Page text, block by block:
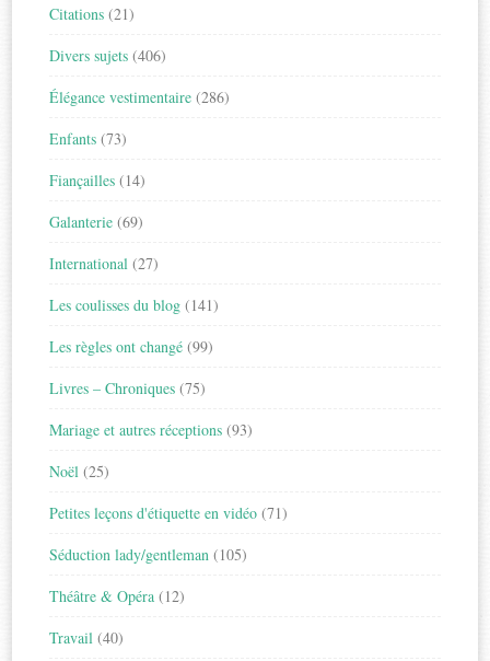
Citations (21)
Divers sujets (406)
Élégance vestimentaire (286)
Enfants (73)
Fiançailles (14)
Galanterie (69)
International (27)
Les coulisses du blog (141)
Les règles ont changé (99)
Livres – Chroniques (75)
Mariage et autres réceptions (93)
Noël (25)
Petites leçons d'étiquette en vidéo (71)
Séduction lady/gentleman (105)
Théâtre & Opéra (12)
Travail (40)